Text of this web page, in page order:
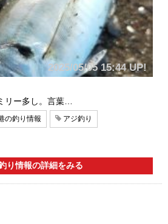
2025/05/05 15:44 UP!
リー多し。言葉…
の釣り情報 アジ釣り
り情報の詳細をみる